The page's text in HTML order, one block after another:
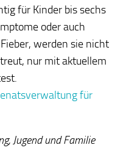
für Kinder bis sechs
oder auch
werden sie nicht
nur mit aktuellem
für
Jugend und Familie